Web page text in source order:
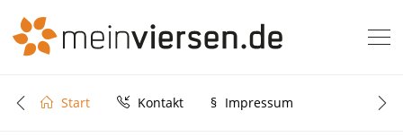
Start Kontakt § Impressum